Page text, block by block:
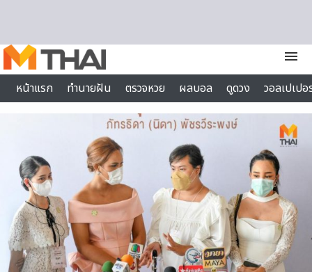
menu
หน้าแรก
ทำนายฝัน ตรวจหวย ผลบอล ดูดวง
วอลเปเป